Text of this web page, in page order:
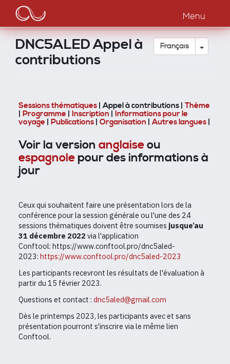
contenu
principal
Main
navigation
Menu
Français Toggle
DNC5ALED Appel à
contributions
Sessions thématiques | Appel à contributions Thème
Programme Inscription
Informations pour le
voyage
Publications Organisation |Autres langues
Voir la version anglaiseou
espagnole pour des informations à
jour
Ceux qui souhaitent faire une présentation lors de la
conférence pour la session générale ou l'une des 24
sessions thématiques doivent être soumises jusque’au
31 décembre 2022 via l'application
Conftool: https://www.conftool.pro/dnc5aled-
2023: https://www.conftool.pro/dnc5aled-2023
Les participants recevront les résultats de l'évaluation à
partir du 15 février 2023.
Questions et contact : dnc5aled@gmail.com
Dès le printemps 2023, les participants avec et sans
présentation pourront s'inscrire via le même lien
Conftool.